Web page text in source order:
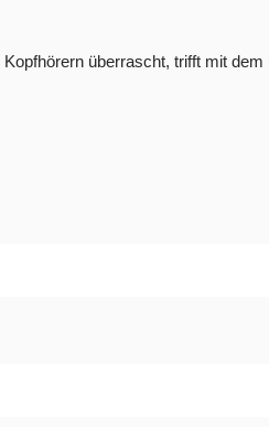
überrascht, trifft mit